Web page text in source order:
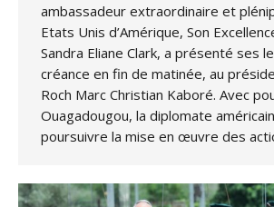
ambassadeur extraordinaire et
Etats Unis d’Amérique, Son
Sandra Eliane Clark, a présenté ses
créance en fin de matinée, au
Roch Marc Christian Kaboré. Avec
Ouagadougou, la diplomate
poursuivre la mise en œuvre des